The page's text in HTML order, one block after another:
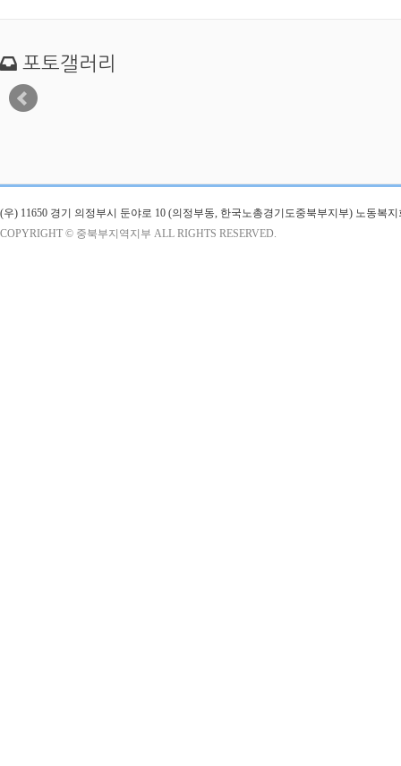
포토갤러리
(우) 11650 경기 의정부시 둔야로 10 (의정부동, 한국노총경기도중북부지부) 노동복지
COPYRIGHT © 중북부지역지부 ALL RIGHTS RESERVED.